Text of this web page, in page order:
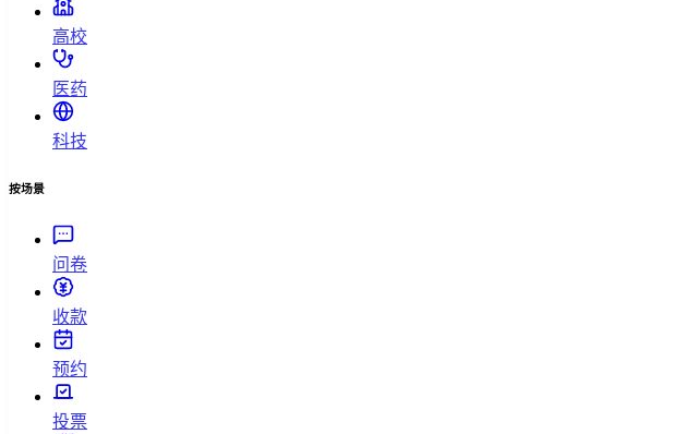
高校
医药
科技
按场景
问卷
收款
预约
投票